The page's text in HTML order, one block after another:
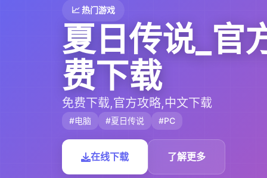
📈 热门游戏
夏日传说_官
费下载
免费下载,官方攻略,中文下载
#电脑 #夏日传说 #PC
在线下载 了解更多